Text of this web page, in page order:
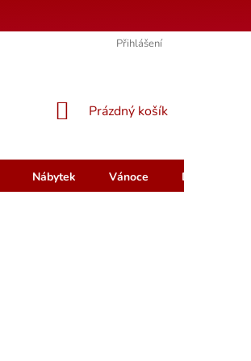
HODNOCENÍ OBCHODU
Přihlášení
NÁKUPNÍ
Prázdný košík
Nábytek Vánoce
Dárkový